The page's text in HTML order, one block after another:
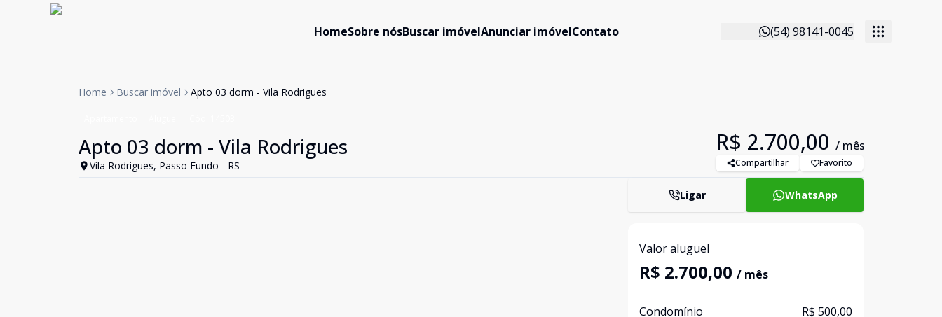
HomeSobre nósBuscar imóvelAnunciar imóvelContato (54) 98141-0045
Home Buscar imóvel Apto 03 dorm - Vila Rodrigues
Apto 03 dorm - Vila Rodrigues
Vila Rodrigues, Passo Fundo - RS
R$ 2.700,00 / mês
Compartilhar Favorito
Ligar WhatsApp
Valor aluguel
R$ 2.700,00 / mês
Condomínio R$ 500,00